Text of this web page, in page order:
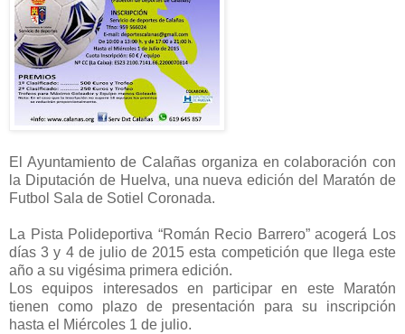
El Ayuntamiento de Calañas organiza en colaboración con
la Diputación de Huelva, una nueva edición del Maratón de
Futbol Sala de Sotiel Coronada.
La Pista Polideportiva “Román Recio Barrero” acogerá Los
días 3 y 4 de julio de 2015 esta competición que llega este
año a su vigésima primera edición.
Los equipos interesados en participar en este Maratón
tienen como plazo de presentación para su inscripción
hasta el Miércoles 1 de julio.